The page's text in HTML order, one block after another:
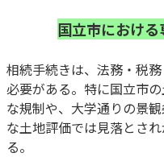
国立市におけ
相続手続きは、法務・税
必要がある。特に国立市
な規制や、大学通りの景
な土地評価では見落とさ
る。